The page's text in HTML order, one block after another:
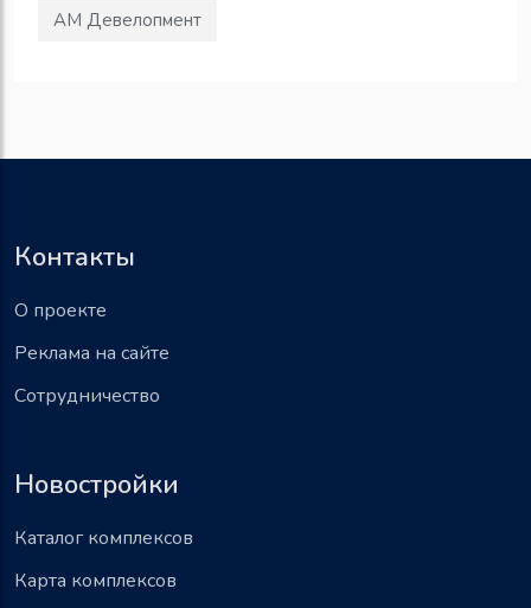
АМ Девелопмент
Контакты
О проекте
Реклама на сайте
Сотрудничество
Новостройки
Каталог комплексов
Карта комплексов